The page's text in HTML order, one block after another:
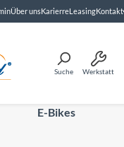
Über unsKarierreLeasingKontakt
Suche Werkstatt
E-Bikes